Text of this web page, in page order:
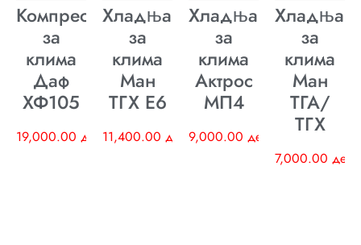
Компресор
за
клима
Даф
ХФ105
19,000.00 ден
Хладњак
за
клима
Ман
ТГХ E6
11,400.00 ден
Хладњак
за
клима
Актрос
МП4
9,000.00 ден
Хладњак
за
клима
Ман
ТГА/
ТГХ
7,000.00 ден